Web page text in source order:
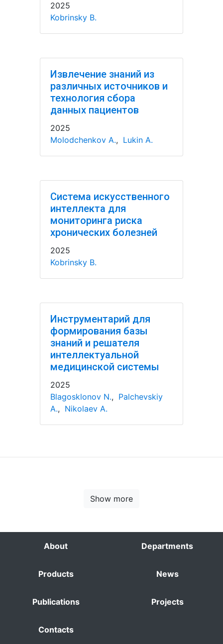
2025
Kobrinsky B.
Извлечение знаний из
различных источников и
технология сбора
данных пациентов
2025
Molodchenkov A., Lukin A.
Система искусственного
интеллекта для
мониторинга риска
хронических болезней
2025
Kobrinsky B.
Инструментарий для
формирования базы
знаний и решателя
интеллектуальной
медицинской системы
2025
Blagosklonov N., Palchevskiy
A., Nikolaev A.
Show more
About Departments
Products News
Publications Projects
Contacts